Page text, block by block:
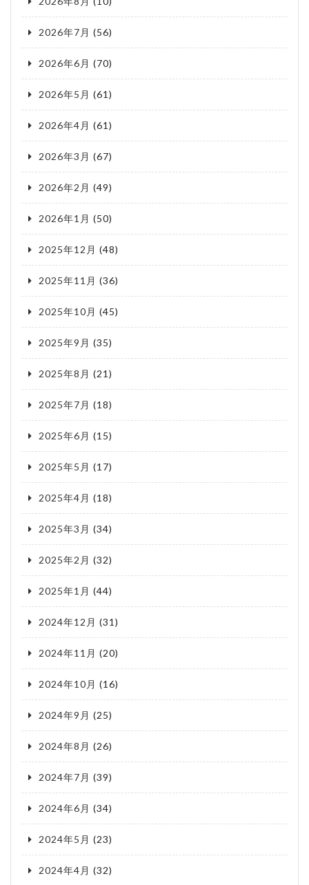
2026年7月 (56)
2026年6月 (70)
2026年5月 (61)
2026年4月 (61)
2026年3月 (67)
2026年2月 (49)
2026年1月 (50)
2025年12月 (48)
2025年11月 (36)
2025年10月 (45)
2025年9月 (35)
2025年8月 (21)
2025年7月 (18)
2025年6月 (15)
2025年5月 (17)
2025年4月 (18)
2025年3月 (34)
2025年2月 (32)
2025年1月 (44)
2024年12月 (31)
2024年11月 (20)
2024年10月 (16)
2024年9月 (25)
2024年8月 (26)
2024年7月 (39)
2024年6月 (34)
2024年5月 (23)
2024年4月 (32)